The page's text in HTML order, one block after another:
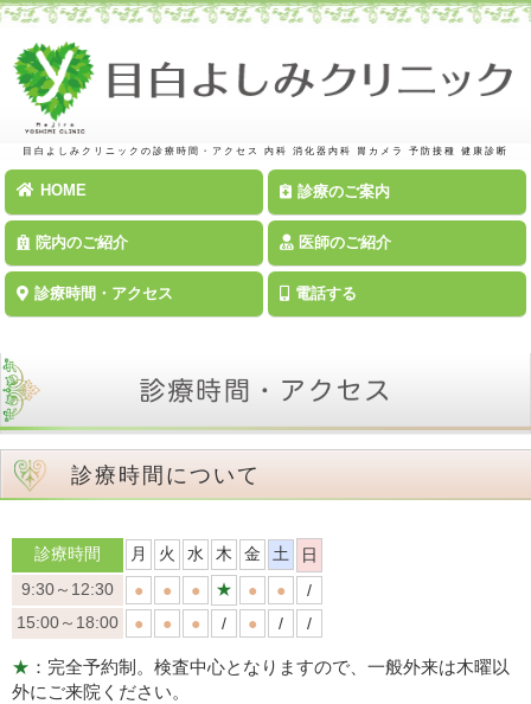
目白よしみクリニックの診療時間・アクセス 内科 消化器内科 胃カメラ 予防接種 健康診断
HOME 診療のご案内
院内のご紹介 医師のご紹介
診療時間・アクセス 電話する
診療時間について
診療時間 月 火 水 木 金 土
日
9:30～12:30
● ● ● ★ ● ●
/
15:00～18:00
● ● ● / ● / /
★ ：完全予約制。検査中心となりますので、一般外来は木曜以
外にご来院ください。